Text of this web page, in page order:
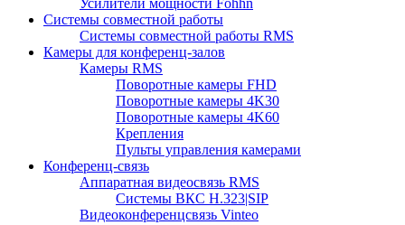
Системы совместной работы
Системы совместной работы RMS
Камеры для конференц-залов
Камеры RMS
Поворотные камеры FHD
Поворотные камеры 4K30
Поворотные камеры 4K60
Крепления
Пульты управления камерами
Конференц-связь
Аппаратная видеосвязь RMS
Системы ВКС H.323|SIP
Видеоконференцсвязь Vinteo